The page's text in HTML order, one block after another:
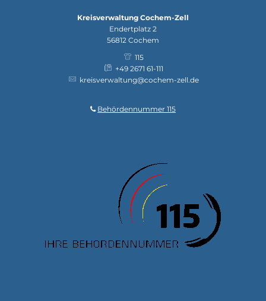
Kreisverwaltung Cochem-Zell
Endertplatz 2
56812 Cochem
115
+49 2671 61-111
kreisverwaltung@cochem-zell.de
Behördennummer 115